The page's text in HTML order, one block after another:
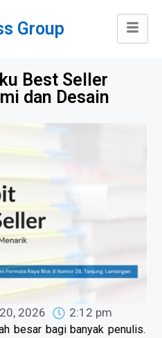
Group
Best Seller
dan Desain
2026 2:12 pm
besar bagi banyak penulis.